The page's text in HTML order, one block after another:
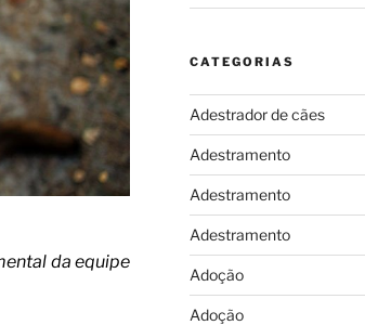
da equipe
CATEGORIAS
Adestrador de cães
Adestramento
Adestramento
Adestramento
Adoção
Adoção